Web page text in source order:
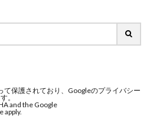
保護されており、Googleのプライバシー
。
and the Google
apply.